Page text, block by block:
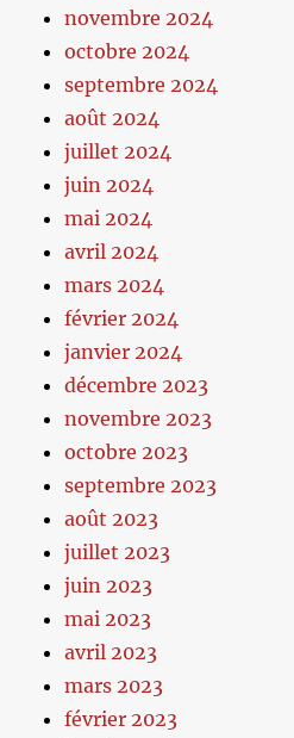
novembre 2024
octobre 2024
septembre 2024
août 2024
juillet 2024
juin 2024
mai 2024
avril 2024
mars 2024
février 2024
janvier 2024
décembre 2023
novembre 2023
octobre 2023
septembre 2023
août 2023
juillet 2023
juin 2023
mai 2023
avril 2023
mars 2023
février 2023